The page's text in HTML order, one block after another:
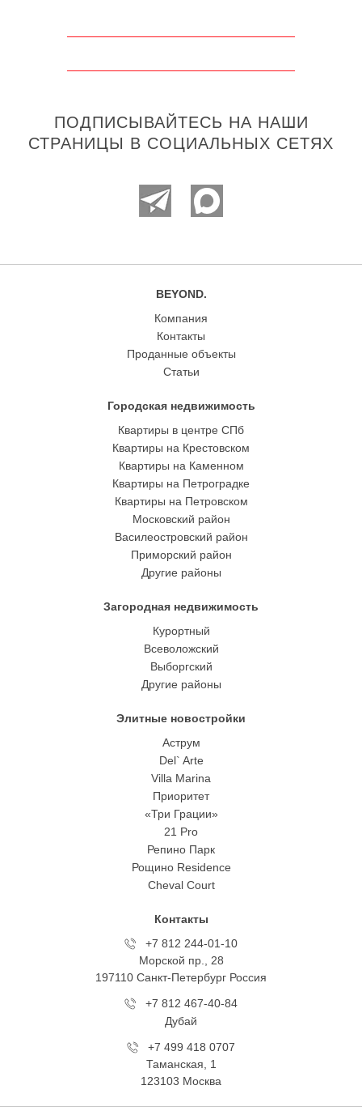
ПОДПИСЫВАЙТЕСЬ НА НАШИ
СТРАНИЦЫ В СОЦИАЛЬНЫХ СЕТЯХ
BEYOND.
Компания
Контакты
Проданные объекты
Статьи
Городская недвижимость
Квартиры в центре СПб
Квартиры на Крестовском
Квартиры на Каменном
Квартиры на Петроградке
Квартиры на Петровском
Московский район
Василеостровский район
Приморский район
Другие районы
Загородная недвижимость
Курортный
Всеволожский
Выборгский
Другие районы
Элитные новостройки
Аструм
Del` Arte
Villa Marina
Приоритет
«Три Грации»
21 Pro
Репино Парк
Рощино Residence
Cheval Court
Контакты
+7 812 244-01-10
Морской пр., 28
197110 Санкт-Петербург Росcия
+7 812 467-40-84
Дубай
+7 499 418 0707
Таманская, 1
123103 Москва